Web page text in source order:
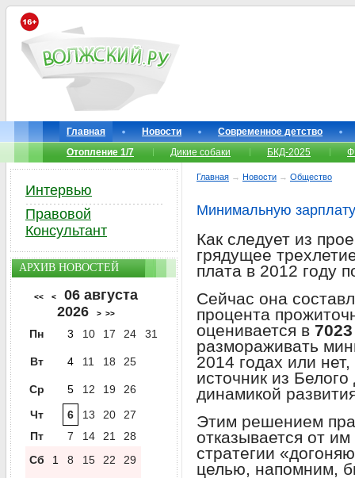
Главная Новости
Современное детство
Отопление 1/7
Дикие собаки БКД-2025
Главная → Новости → Общество
Минимальную
Как следует из
грядущее
плата в 2012 году
Сейчас она
процента
оценивается в 7023
размораживать
2014 годах или
источник из
динамикой
Этим решением
отказывается от
стратегии
целью, напомним,
Интервью
Правовой
Консультант
АРХИВ НОВОСТЕЙ
<< <
06 августа
2026
> >>
Пн 3 10 17 24 31
Вт 4 11 18 25
Ср 5 12 19
26
Чт
6 13 20
27
Пт
7 14 21
28
Сб
1 8 15 22 29